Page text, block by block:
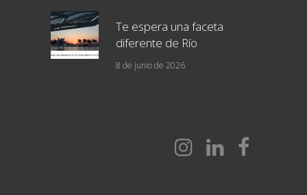
Te espera una faceta
diferente de Río
8 de junio de 2026